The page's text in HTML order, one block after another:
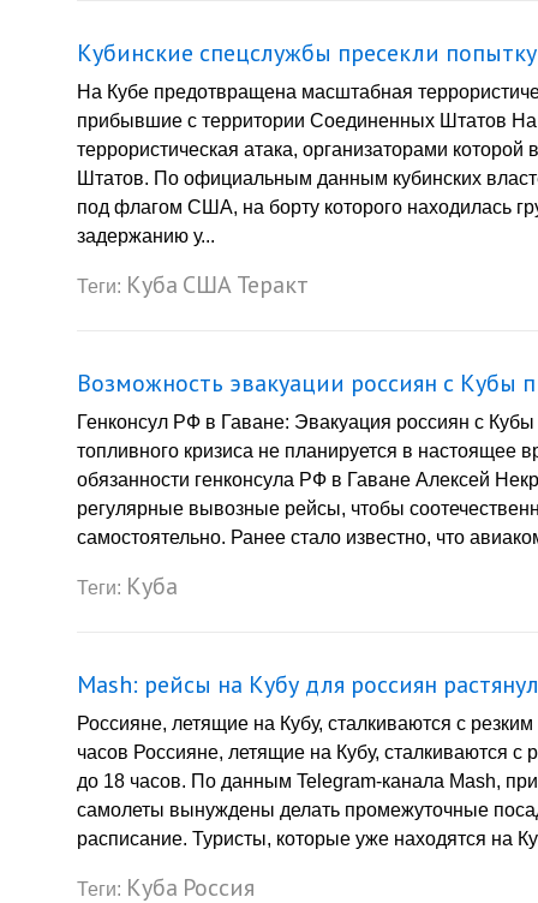
Кубинские спецслужбы пресекли
На Кубе предотвращена масштабная
прибывшие с территории Соединенных Штатов
террористическая атака, организаторами
Штатов. По официальным данным кубинских
под флагом США, на борту которого находилась
задержанию у...
Теги: Куба СШАТеракт
Возможность эвакуации россиян с Кубы
Генконсул РФ в Гаване: Эвакуация россиян с
топливного кризиса не планируется в
обязанности генконсула РФ в Гаване Алексей
регулярные вывозные рейсы, чтобы
самостоятельно. Ранее стало известно, что
Теги: Куба
Mash: рейсы на Кубу для россиян
Россияне, летящие на Кубу, сталкиваются с
часов Россияне, летящие на Кубу, сталкиваются
до 18 часов. По данным Telegram-канала Mash,
самолеты вынуждены делать промежуточные
расписание. Туристы, которые уже находятся на
Теги: Куба Россия